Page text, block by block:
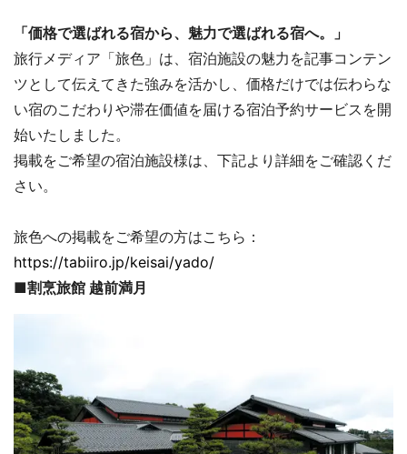
「価格で選ばれる宿から、魅力で選ばれる宿へ。」
旅行メディア「旅色」は、宿泊施設の魅力を記事コンテン
ツとして伝えてきた強みを活かし、価格だけでは伝わらな
い宿のこだわりや滞在価値を届ける宿泊予約サービスを開
始いたしました。
掲載をご希望の宿泊施設様は、下記より詳細をご確認くだ
さい。
旅色への掲載をご希望の方はこちら：
https://tabiiro.jp/keisai/yado/
■割烹旅館 越前満月